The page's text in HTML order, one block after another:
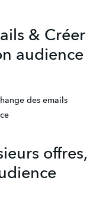
& Créer
audience
des emails
offres,